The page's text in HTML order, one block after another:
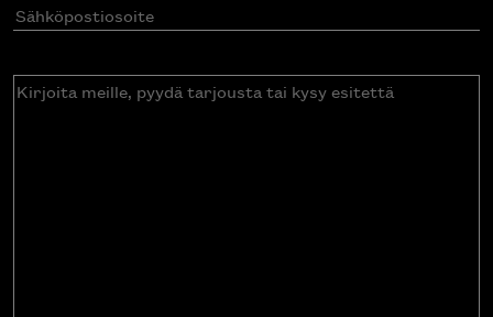
Sähköpostiosoite(Pakollinen)
Kirjoita